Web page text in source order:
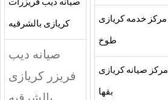
مركز خدمه كريازى
طوخ
مركز صيانه كريازى
بقها
صيانه ديب فريزرات
كريازى بالشرقيه
صيانه ديب
فريزر كريازى